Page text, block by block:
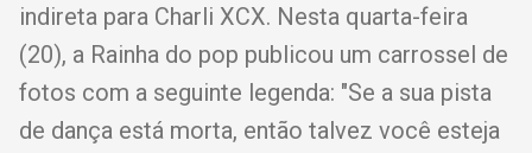
indireta para Charli XCX. Nesta quarta-feira
(20), a Rainha do pop publicou um carrossel de
fotos com a seguinte legenda: "Se a sua pista
de dança está morta, então talvez você esteja